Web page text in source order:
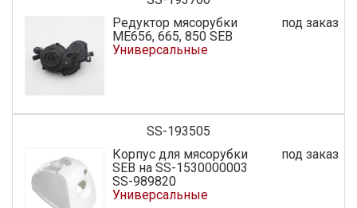
Редуктор мясорубки
МЕ656, 665, 850 SEB
Универсальные
под заказ
SS-193505
Корпус для мясорубки
SEB на SS-1530000003
SS-989820
Универсальные
под заказ